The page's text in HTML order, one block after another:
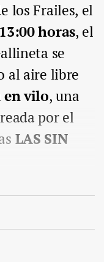
los Frailes, el
13:00 horas, el
se
al aire libre
en vilo, una
por el
LAS SIN